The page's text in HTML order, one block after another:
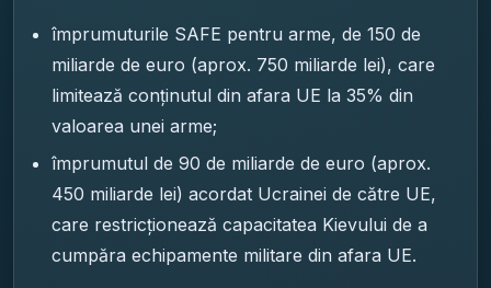
împrumuturile SAFE pentru arme, de 150 de
miliarde de euro (aprox. 750 miliarde lei), care
limitează conținutul din afara UE la 35% din
valoarea unei arme;
împrumutul de 90 de miliarde de euro (aprox.
450 miliarde lei) acordat Ucrainei de către UE,
care restricționează capacitatea Kievului de a
cumpăra echipamente militare din afara UE.